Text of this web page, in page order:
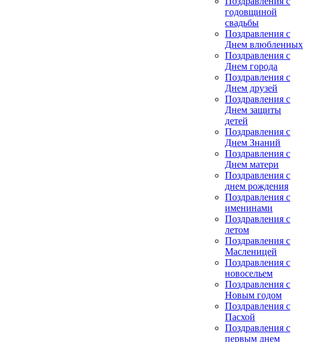
годовщиной
свадьбы
Поздравления с
Днем влюбленных
Поздравления с
Днем города
Поздравления с
Днем друзей
Поздравления с
Днем защиты
детей
Поздравления с
Днем Знаний
Поздравления с
Днем матери
Поздравления с
днем рождения
Поздравления с
именинами
Поздравления с
летом
Поздравления с
Масленицей
Поздравления с
новосельем
Поздравления с
Новым годом
Поздравления с
Пасхой
Поздравления с
первым днем